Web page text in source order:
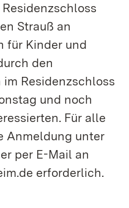
Strauß an
für Kinder und
den
Residenzschloss
und noch
Für alle
Anmeldung unter
per E-Mail an
erforderlich.